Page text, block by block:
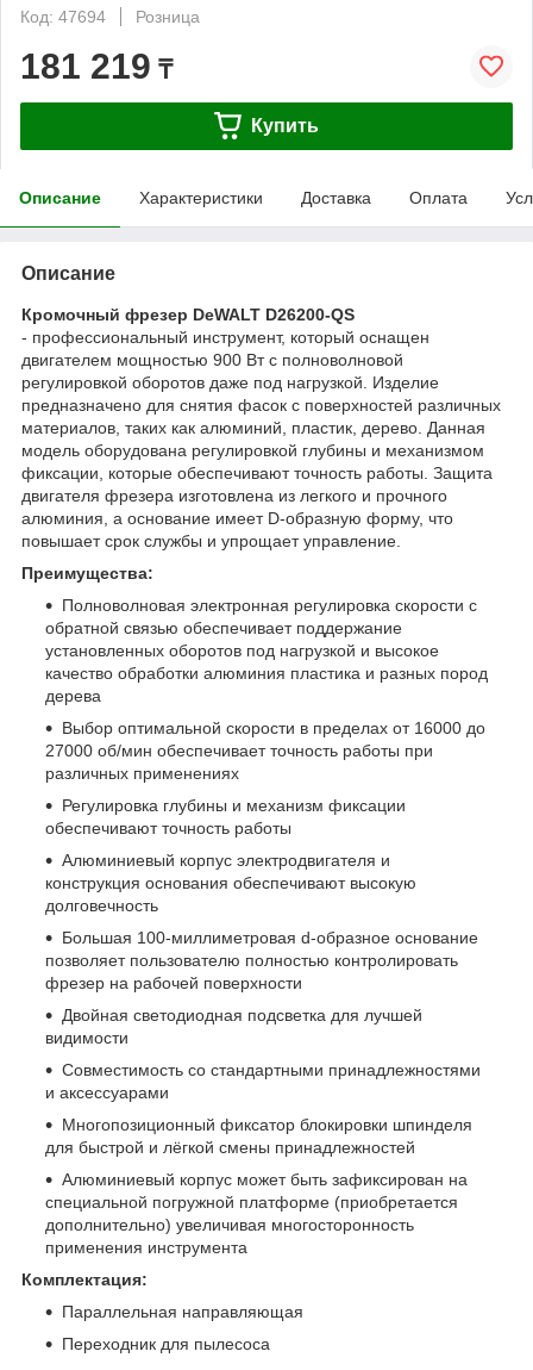
Код: 47694
Розница
181 219 ₸
Купить
Описание Характеристики Доставка Оплата
Описание
Кромочный фрезер DeWALT D26200-QS
- профессиональный инструмент, который оснащен
двигателем мощностью 900 Вт с полноволновой
регулировкой оборотов даже под нагрузкой. Изделие
предназначено для снятия фасок с поверхностей различных
материалов, таких как алюминий, пластик, дерево. Данная
модель оборудована регулировкой глубины и механизмом
фиксации, которые обеспечивают точность работы. Защита
двигателя фрезера изготовлена из легкого и прочного
алюминия, а основание имеет D-образную форму, что
повышает срок службы и упрощает управление.
Преимущества:
Полноволновая электронная регулировка скорости с
обратной связью обеспечивает поддержание
установленных оборотов под нагрузкой и высокое
качество обработки алюминия пластика и разных пород
дерева
Выбор оптимальной скорости в пределах от 16000 до
27000 об/мин обеспечивает точность работы при
различных применениях
Регулировка глубины и механизм фиксации
обеспечивают точность работы
Алюминиевый корпус электродвигателя и
конструкция основания обеспечивают высокую
долговечность
Большая 100-миллиметровая d-образное основание
позволяет пользователю полностью контролировать
фрезер на рабочей поверхности
Двойная светодиодная подсветка для лучшей
видимости
Совместимость со стандартными принадлежностями
и аксессуарами
Многопозиционный фиксатор блокировки шпинделя
для быстрой и лёгкой смены принадлежностей
Алюминиевый корпус может быть зафиксирован на
специальной погружной платформе (приобретается
дополнительно) увеличивая многосторонность
применения инструмента
Комплектация:
Параллельная направляющая
Переходник для пылесоса